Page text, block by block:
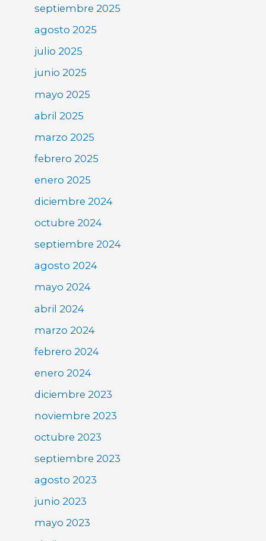
septiembre 2025
agosto 2025
julio 2025
junio 2025
mayo 2025
abril 2025
marzo 2025
febrero 2025
enero 2025
diciembre 2024
octubre 2024
septiembre 2024
agosto 2024
mayo 2024
abril 2024
marzo 2024
febrero 2024
enero 2024
diciembre 2023
noviembre 2023
octubre 2023
septiembre 2023
agosto 2023
junio 2023
mayo 2023